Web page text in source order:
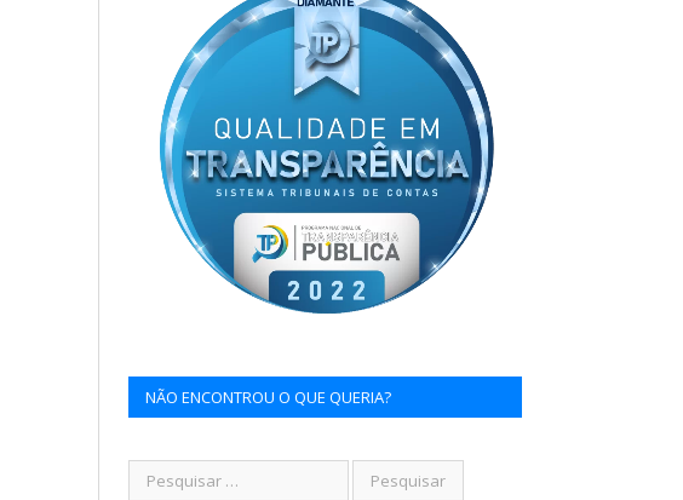
NÃO ENCONTROU O QUE QUERIA?